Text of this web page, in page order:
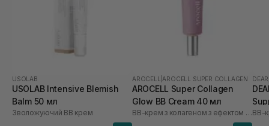
USOLAB
USOLAB Intensive Blemish
Balm 50 мл
Зволожуючий ВВ крем
AROCELL AROCELL SUPER COLLAGEN
AROCELL Super Collagen
Glow BB Cream 40 мл
ВВ-крем з колагеном з ефектом сяйва40
ВВ-